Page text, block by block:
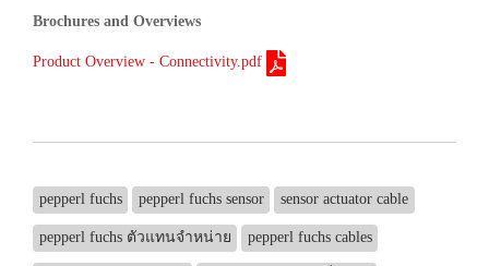
Brochures and Overviews
Product Overview - Connectivity.pdf
pepperl fuchs pepperl fuchs sensor sensor actuator cable
pepperl fuchs ตัวแทนจำหน่าย pepperl fuchs cables